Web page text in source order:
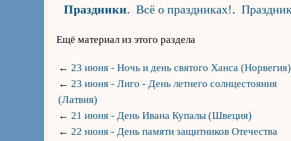
Праздники. Всё о праздниках!.
Ещё материал из этого раздела
← 23 июня - Ночь и день святого Ханса (Норвегия)
← 23 июня - Лиго - День летнего солнцестояния
(Латвия)
← 21 июня - День Ивана Купалы (Швеция)
← 22 нюня - День памяти защитников Отечества